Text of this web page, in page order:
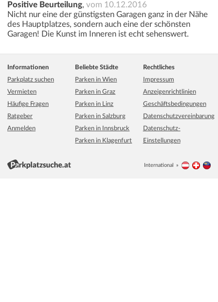
Positive Beurteilung, vom 10.12.2016
Nicht nur eine der günstigsten Garagen ganz in der Nähe
des Hauptplatzes, sondern auch eine der schönsten
Garagen! Die Kunst im Inneren ist echt sehenswert.
Informationen
Parkplatz suchen
Vermieten
Häufige Fragen
Ratgeber
Anmelden
Beliebte Städte
Parken in Wien
Parken in Graz
Parken in Linz
Parken in Salzburg
Parken in Innsbruck
Parken in Klagenfurt
Rechtliches
Impressum
Anzeigenrichtlinien
Geschäftsbedingungen
Datenschutzvereinbarung
Datenschutz-
Einstellungen
International Österreich